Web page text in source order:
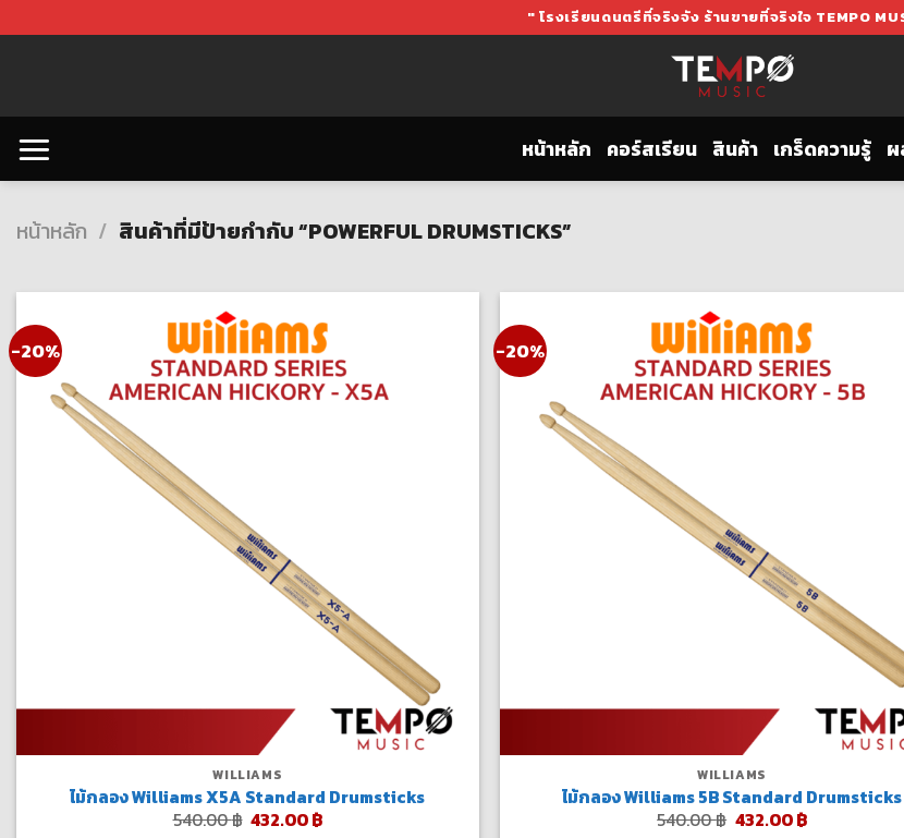
to
" โรงเรียนดนตรีที่จริงจัง ร้านขายที่จริงใจ TEMPO
หน้าหลัก คอร์สเรียน สินค้า เกร็ดความรู้ ผ
หน้าหลัก / สินค้าที่มีป้ายกำกับ “POWERFUL DRUMSTICKS”
-20%
WILLIAMS
ไม้กลอง Williams X5A Standard Drumsticks
540.00฿ Original
432.00฿Current
-20%
WILLIAMS
ไม้กลอง Williams 5B Standard Drumsticks
540.00฿ Original
432.00฿Current